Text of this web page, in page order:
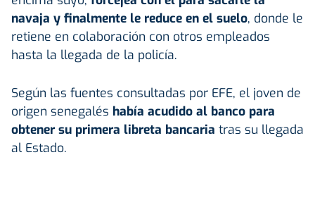
navaja y finalmente le reduce en el suelo, donde le
retiene en colaboración con otros empleados
hasta la llegada de la policía.
Según las fuentes consultadas por EFE, el joven de
origen senegalés había acudido al banco para
obtener su primera libreta bancaria tras su llegada
al Estado.